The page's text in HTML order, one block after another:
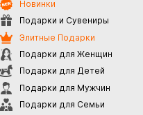
Новинки
Подарки и Сувениры
Элитные Подарки
Подарки для Женщин
Подарки для Детей
Подарки для Мужчин
Подарки для Семьи